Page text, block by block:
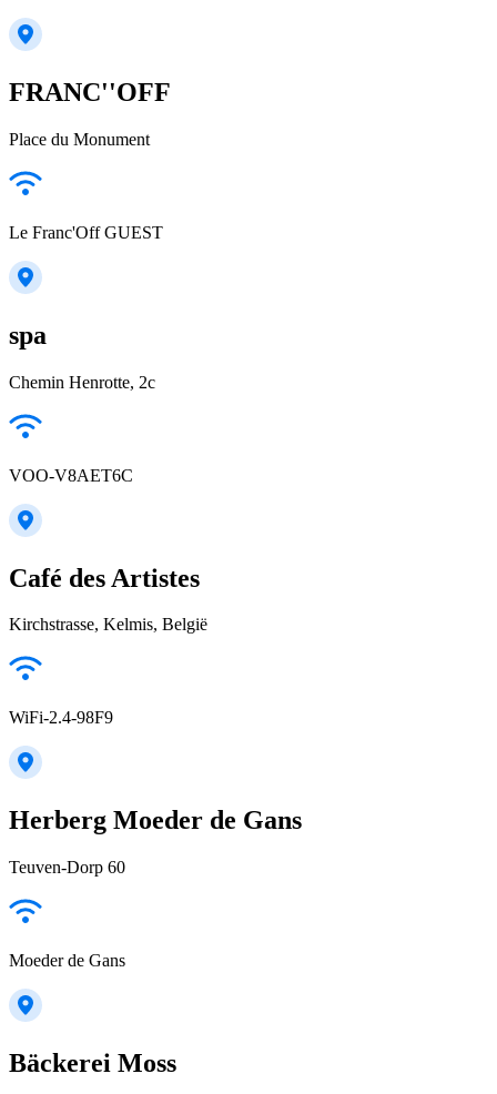
FRANC''OFF
Place du Monument
Le Franc'Off GUEST
spa
Chemin Henrotte, 2c
VOO-V8AET6C
Café des Artistes
Kirchstrasse, Kelmis, België
WiFi-2.4-98F9
Herberg Moeder de Gans
Teuven-Dorp 60
Moeder de Gans
Bäckerei Moss